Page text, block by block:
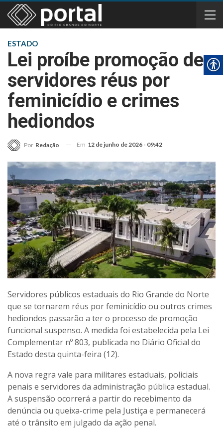
ESTADO
Lei proíbe promoção de
servidores réus por
feminicídio e crimes
hediondos
Por Redação Em 12 de junho de 2026 - 09:42
Servidores públicos estaduais do Rio Grande do Norte
que se tornarem réus por feminicídio ou outros crimes
hediondos passarão a ter o processo de promoção
funcional suspenso. A medida foi estabelecida pela Lei
Complementar nº 803, publicada no Diário Oficial do
Estado desta quinta-feira (12).
A nova regra vale para militares estaduais, policiais
penais e servidores da administração pública estadual.
A suspensão ocorrerá a partir do recebimento da
denúncia ou queixa-crime pela Justiça e permanecerá
até o trânsito em julgado da ação penal.